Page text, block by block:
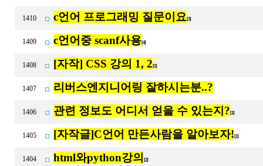
1410 c언어 프로그래밍 질문이요[3]
1409 c언어중 scanf사용[4]
1408 [자작] CSS 강의 1, 2 [1]
1407 리버스엔지니어링 잘하시는분..?
1406 관련 정보도 어디서 얻을 수 있는지? [1]
1405 [자작글]C언어 만든사람을 알아보자! [1]
1404 html와python강의 [2]